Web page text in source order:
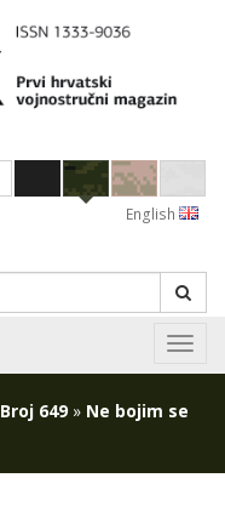
English
Broj 649» Ne bojim se